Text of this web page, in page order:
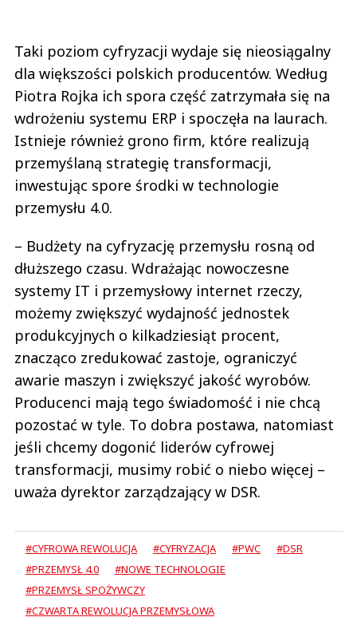
Taki poziom cyfryzacji wydaje się nieosiągalny
dla większości polskich producentów. Według
Piotra Rojka ich spora część zatrzymała się na
wdrożeniu systemu ERP i spoczęła na laurach.
Istnieje również grono firm, które realizują
przemyślaną strategię transformacji,
inwestując spore środki w technologie
przemysłu 4.0.
– Budżety na cyfryzację przemysłu rosną od
dłuższego czasu. Wdrażając nowoczesne
systemy IT i przemysłowy internet rzeczy,
możemy zwiększyć wydajność jednostek
produkcyjnych o kilkadziesiąt procent,
znacząco zredukować zastoje, ograniczyć
awarie maszyn i zwiększyć jakość wyrobów.
Producenci mają tego świadomość i nie chcą
pozostać w tyle. To dobra postawa, natomiast
jeśli chcemy dogonić liderów cyfrowej
transformacji, musimy robić o niebo więcej –
uważa dyrektor zarządzający w DSR.
#CYFROWA REWOLUCJA #CYFRYZACJA #PWC
#DSR
#PRZEMYSŁ 4.0
#NOWE TECHNOLOGIE
#PRZEMYSŁ SPOŻYWCZY
#CZWARTA REWOLUCJA PRZEMYSŁOWA